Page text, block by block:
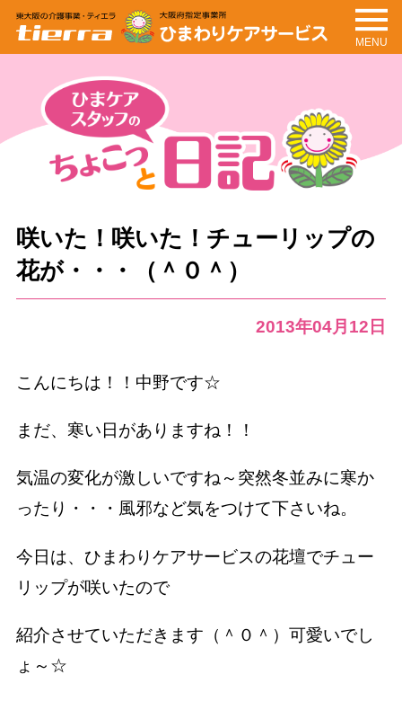
tierra
ひまわりケアサービ
ス
MENU
咲いた！咲いた！チューリップの
花が・・・（＾０＾）
2013年04月12日
こんにちは！！中野です☆
まだ、寒い日がありますね！！
気温の変化が激しいですね～突然冬並みに寒か
ったり・・・風邪など気をつけて下さいね。
今日は、ひまわりケアサービスの花壇でチュー
リップが咲いたので
紹介させていただきます（＾０＾）可愛いでし
ょ～☆